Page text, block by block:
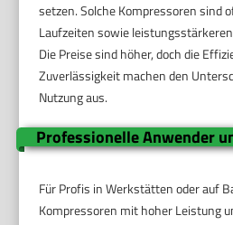
setzen. Solche Kompressoren sind
Laufzeiten sowie
Die Preise sind höher, doch die
Zuverlässigkeit machen den
Nutzung aus.
Professionelle Anwender
Für Profis in Werkstätten oder auf
Kompressoren mit hoher Leistung